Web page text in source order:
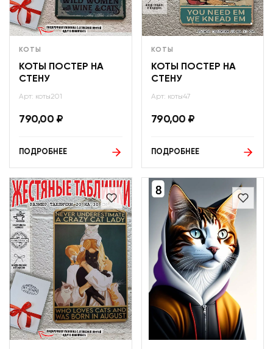
КОТЫ
КОТЫ ПОСТЕР НА
СТЕНУ
Арт: коты201
790,00 ₽
ПОДРОБНЕЕ
КОТЫ
КОТЫ ПОСТЕР НА
СТЕНУ
Арт: коты47
790,00 ₽
ПОДРОБНЕЕ